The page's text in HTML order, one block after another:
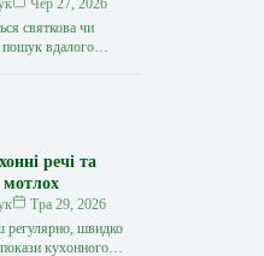
Чер 27, 2026
святкова чи
пошук вдалого
складне завдання.
речі та
мотлох
Тра 29, 2026
регулярно, швидко
кухонного